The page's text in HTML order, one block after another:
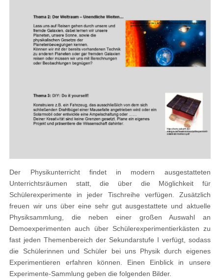
Der Physikunterricht findet in modern ausgestatteten
Unterrichtsräumen statt, die über die Möglichkeit für
Schülerexperimente in jeder Tischreihe verfügen. Zusätzlich
freuen wir uns über eine sehr gut ausgestattete und aktuelle
Physiksammlung, die neben einer großen Auswahl an
Demoexperimenten auch über Schülerexperimentierkästen zu
fast jeden Themenbereich der Sekundarstufe I verfügt, sodass
die Schülerinnen und Schüler bei uns Physik durch eigenes
Experimentieren erfahren können. Einen Einblick in unsere
Experimente-Sammlung geben die folgenden Bilder.